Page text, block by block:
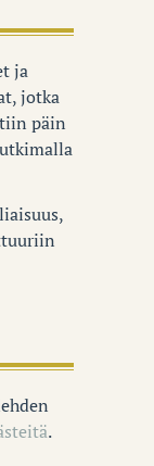
ja
jotka
päin
.